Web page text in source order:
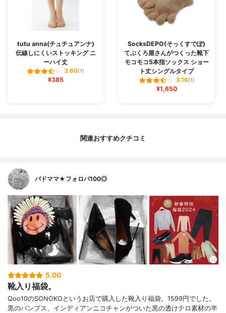
tutu anna(チュチュアンナ)
伝線しにくいストッキング ニ
ーハイ丈
3.60(1)
¥385
SocksDEPO(そっくすでぽ)
てぶくろ屋さんがつくった靴下
モコモコ5本指ソックス ショー
ト丈シングルタイプ
3.16(1)
¥1,650
関連おすすめクチコミ
バドママ★フォロバ100◎
5.00
靴入り福袋。
Qoo10のSONOKOというお店で購入した靴入り福袋。1599円でした。
黒のパンプス、インディアンニコチャンがついた黒の透けテロ素材の半